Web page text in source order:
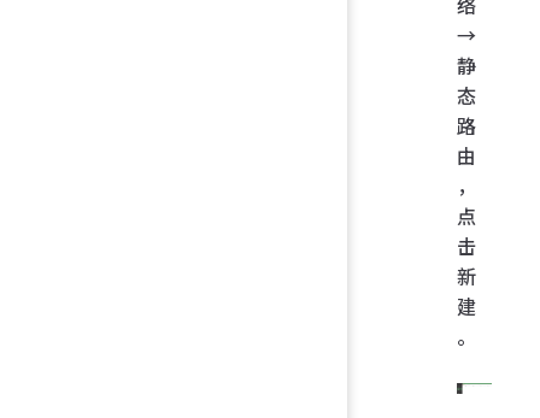
→
静
态
路
由
，
点
击
新
建
。